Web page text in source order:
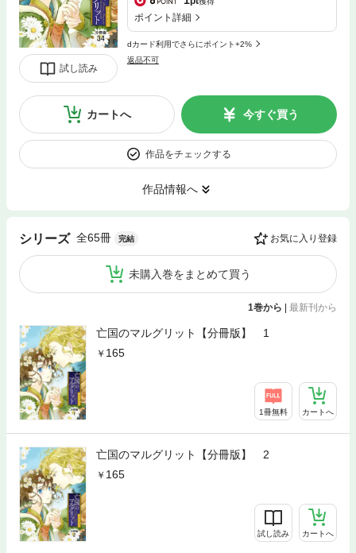
試し読み
ポイント詳細
dカード利用でさらにポイント+2%
返品不可
カートへ 今すぐ買う
作品をチェックする
作品情報へ
シリーズ 全65冊 完結 お気に入り登録
未購入巻をまとめて買う
1巻から | 最新刊から
亡国のマルグリット【分冊版】 1
165
1冊無料 カートへ
亡国のマルグリット【分冊版】 2
165
試し読み カートへ